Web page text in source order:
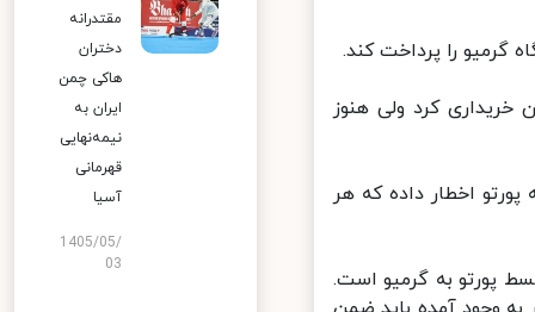
برزیلی را از باشگاه گرمیو با 15 میلیون خریداری کرد ولی هنوز
اخطار داده که هر
پرتغالی مبلغ مورد بحث مربوط به سومین قسط از 5 قسط پورتو به گرمیو است.
مقتدرانه
دختران
هاکی چمن
ایران به
نیمه‌نهایی
قهرمانی
آسیا
1405/05/
03